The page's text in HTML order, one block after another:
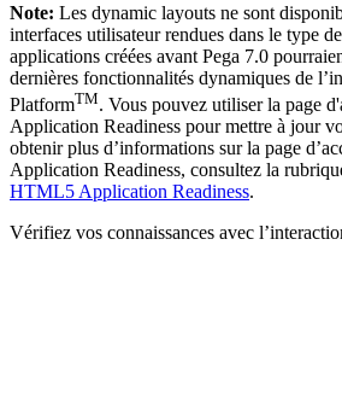
Note: Les dynamic layouts ne sont
interfaces utilisateur rendues dans le type
applications créées avant Pega 7.0
dernières fonctionnalités dynamiques de
PlatformTM. Vous pouvez utiliser la page
Application Readiness pour mettre à jour
obtenir plus d’informations sur la page
Application Readiness, consultez la
HTML5 Application Readiness.
Vérifiez vos connaissances avec